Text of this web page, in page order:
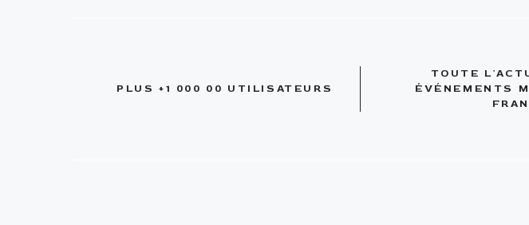
PLUS +1 000 00 UTILISATEURS
TOUTE
ÉVÉNEMENTS